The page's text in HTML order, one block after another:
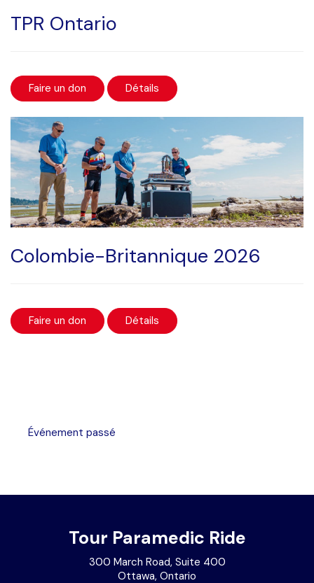
TPR Ontario
Faire un don Détails
Colombie-Britannique 2026
Faire un don Détails
Événement passé
Tour Paramedic Ride
300 March Road, Suite 400
Ottawa, Ontario